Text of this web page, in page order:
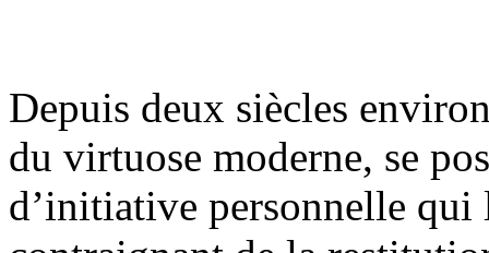
Depuis deux siècles
du virtuose moderne, se
d’initiative personnelle qui